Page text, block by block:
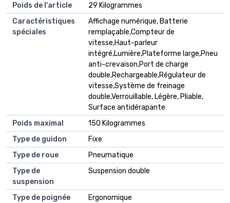
Poids de l'article
29 Kilogrammes
Caractéristiques
spéciales
Affichage numérique, Batterie
remplaçable,Compteur de
vitesse,Haut-parleur
intégré,Lumière,Plateforme large,Pneu
anti-crevaison,Port de charge
double,Rechargeable,Régulateur de
vitesse,Système de freinage
double,Verrouillable, Légère, Pliable,
Surface antidérapante
Poids maximal
150 Kilogrammes
Type de guidon
Fixe
Type de roue
Pneumatique
Type de
suspension
Suspension double
Type de poignée
Ergonomique